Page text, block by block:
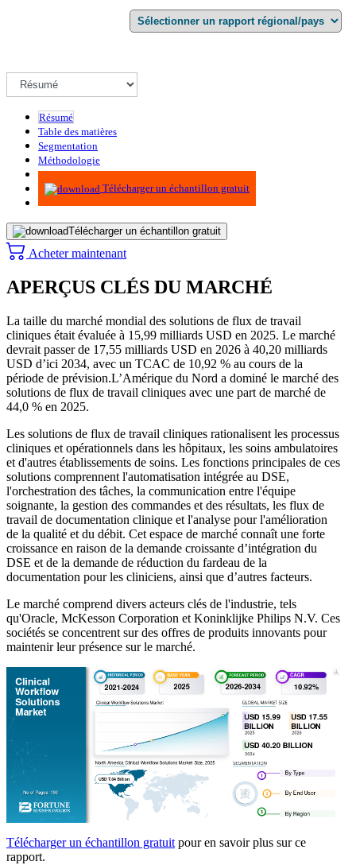
Résumé
Table des matières
Segmentation
Méthodologie
Infographie
Télécharger un échantillon gratuit
Télécharger un échantillon gratuit
Acheter maintenant
APERÇUS CLÉS DU MARCHÉ
La taille du marché mondial des solutions de flux de travail
cliniques était évaluée à 15,99 milliards USD en 2025. Le marché
devrait passer de 17,55 milliards USD en 2026 à 40,20 milliards
USD d’ici 2034, avec un TCAC de 10,92 % au cours de la
période de prévision.L’Amérique du Nord a dominé le marché des
solutions de flux de travail cliniques avec une part de marché de
44,0 % en 2025.
Les solutions de flux de travail cliniques rationalisent les processus
cliniques et opérationnels dans les hôpitaux, les soins ambulatoires
et d'autres établissements de soins. Les fonctions principales de ces
solutions comprennent l'automatisation intégrée au DSE,
l'orchestration des tâches, la communication entre l'équipe
soignante, la gestion des commandes et des résultats, les flux de
travail de documentation clinique et l'analyse pour l'amélioration
de la qualité et du débit. Cet espace de marché connaît une forte
croissance en raison de la demande croissante d’intégration du
DSE et de la demande de réduction du fardeau de la
documentation pour les cliniciens, ainsi que d’autres facteurs.
Le marché comprend divers acteurs clés de l'industrie, tels
qu'Oracle, McKesson Corporation et Koninklijke Philips N.V. Ces
sociétés se concentrent sur des offres de produits innovants pour
maintenir leur présence sur le marché.
Télécharger un échantillon gratuit pour en savoir plus sur ce
rapport.